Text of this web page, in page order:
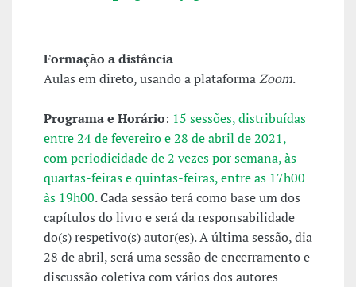
Formação a distância
Aulas em direto, usando a plataformaZoom.
Programa e Horário: 15 sessões, distribuídas
entre 24 de fevereiro e 28 de abril de 2021,
com periodicidade de 2 vezes por semana, às
quartas-feiras e quintas-feiras, entre as 17h00
às 19h00. Cada sessão terá como base um dos
capítulos do livro e será da responsabilidade
do(s) respetivo(s) autor(es). A última sessão, dia
28 de abril, será uma sessão de encerramento e
discussão coletiva com vários dos autores